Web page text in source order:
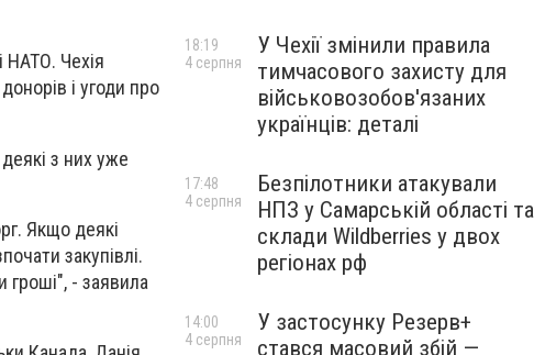
НАТО. Чехія
і угоди про
з них уже
Якщо деякі
закупівлі.
гроші", - заявила
У Чехії змінили правила
тимчасового захисту для
військовозобов'язаних
українців: деталі
18:19
4 серпня
Безпілотники атакували
НПЗ у Самарській області та
склади Wildberries у двох
регіонах рф
17:48
4 серпня
У застосунку Резерв+
стався масовий збій —
14:00
4 серпня